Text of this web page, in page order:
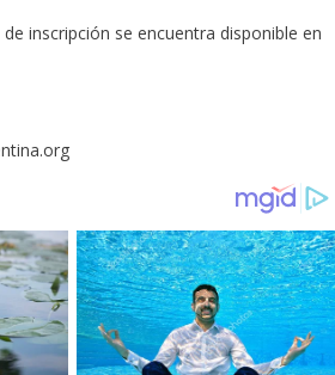
inscripción se encuentra disponible en